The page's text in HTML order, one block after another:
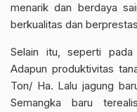
menarik dan berdaya
berkualitas dan
Selain itu, seperti
Adapun produktivitas
Ton/ Ha. Lalu jagung
Semangka baru